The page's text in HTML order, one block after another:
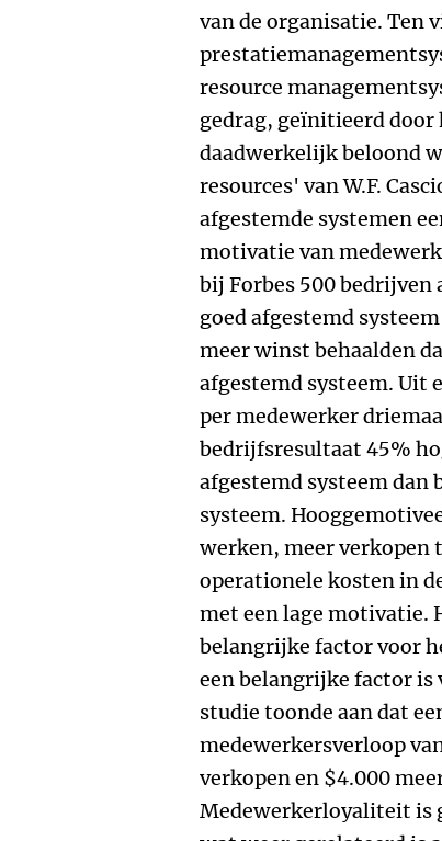
van de organisatie. Ten
resource
gedrag, geïnitieerd
daadwerkelijk beloond
resources' van W.F.
afgestemde systemen
motivatie van
bij Forbes 500 bedrijven
goed afgestemd
meer winst behaalden
afgestemd systeem. Uit
per medewerker
bedrijfsresultaat 45%
afgestemd systeem dan
systeem.
werken, meer verkopen
operationele kosten in
met een lage motivatie.
belangrijke factor voor
een belangrijke factor is
studie toonde aan dat
medewerkersverloop
verkopen en $4.000
Medewerkerloyaliteit is